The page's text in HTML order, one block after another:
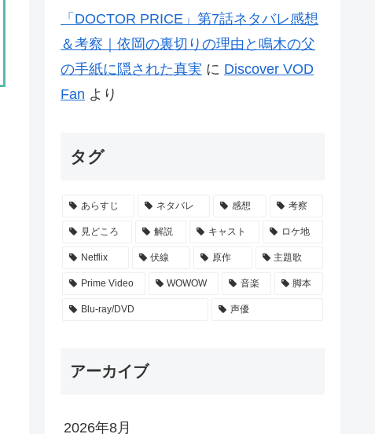
「DOCTOR PRICE」第7話ネタバレ感想
＆考察｜依岡の裏切りの理由と鳴木の父
の手紙に隠された真実 に Discover VOD
Fan より
タグ
あらすじ ネタバレ 感想 考察
見どころ 解説 キャスト ロケ地
Netflix 伏線 原作 主題歌
Prime Video WOWOW 音楽 脚本
Blu-ray/DVD 声優
アーカイブ
2026年8月